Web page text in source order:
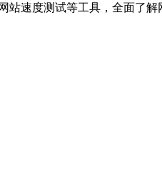
速度测试等工具，全面了解